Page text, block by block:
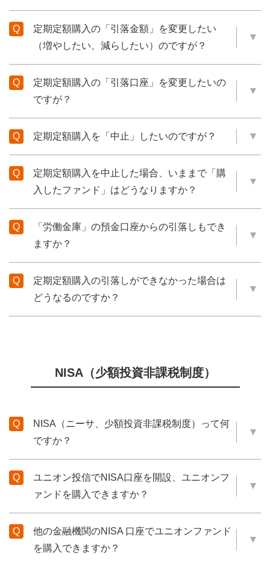
定期定額購入の「引落金額」を変更したい
（増やしたい、減らしたい）のですが？
定期定額購入の「引落口座」を変更したいの
ですが？
定期定額購入を「中止」したいのですが？
定期定額購入を中止した場合、いままで「購
入したファンド」はどうなりますか？
「労働金庫」の預金口座からの引落しもでき
ますか？
定期定額購入の引落しができなかった場合は
どうなるのですか？
NISA（少額投資非課税制度）
NISA（ニーサ、少額投資非課税制度）って何
ですか？
ユニオン投信でNISA口座を開設、ユニオンフ
ァンドを購入できますか？
他の金融機関のNISA 口座でユニオンファンド
を購入できますか？